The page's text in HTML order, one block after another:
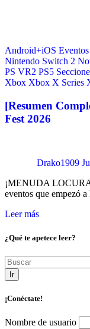
Android+iOS
Nintendo Switch 2
PS VR2 PS5
Xbox Xbox X Series
[Resumen
Fest 2026
Drako1909
¡MENUDA
eventos que empezó
Leer más
¿Qué te apetece leer?
Ir
¡Conéctate!
Nombre de usuario